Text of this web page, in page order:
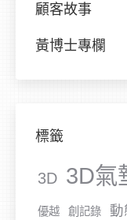
顧客故事
黃博士專欄
標籤
3D 3D氣
優越 創記錄 動